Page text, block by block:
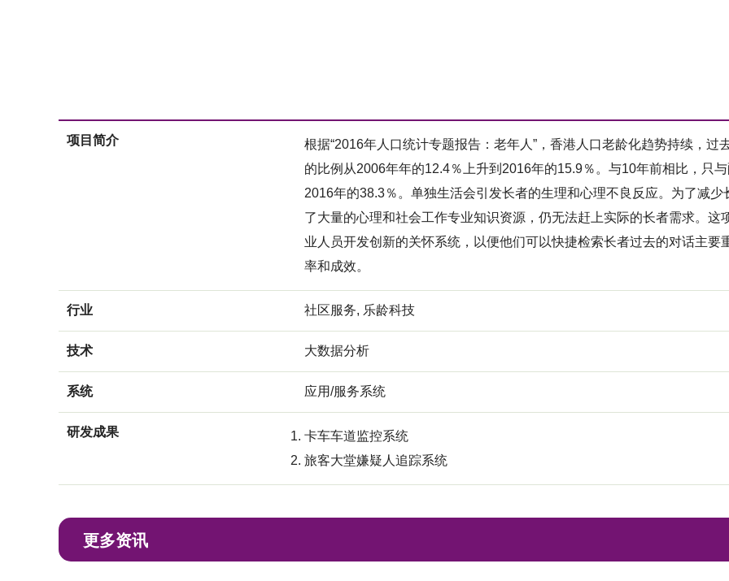
项目简介
根据“2016年人口统计专题报告：老年人”，香港人口老龄化趋势持续，
的比例从2006年年的12.4％上升到2016年的15.9％。与10年前相比，只
2016年的38.3％。单独生活会引发长者的生理和心理不良反应。为了减
了大量的心理和社会工作专业知识资源，仍无法赶上实际的长者需求。
业人员开发创新的关怀系统，以便他们可以快捷检索长者过去的对话主
率和成效。
行业 社区服务, 乐龄科技
技术 大数据分析
系统 应用/服务系统
研发成果
卡车车道监控系统
旅客大堂嫌疑人追踪系统
更多资讯